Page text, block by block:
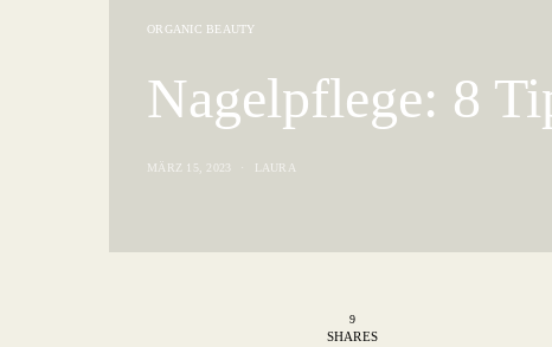
ORGANIC BEAUTY
Nagelpflege: 8
MÄRZ 15, 2023 LAURA
9
SHARES